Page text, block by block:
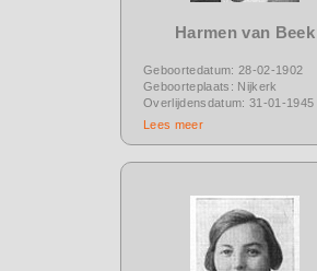
Harmen van Beek
Geboortedatum: 28-02-1902
Geboorteplaats: Nijkerk
Overlijdensdatum: 31-01-1945
Lees meer